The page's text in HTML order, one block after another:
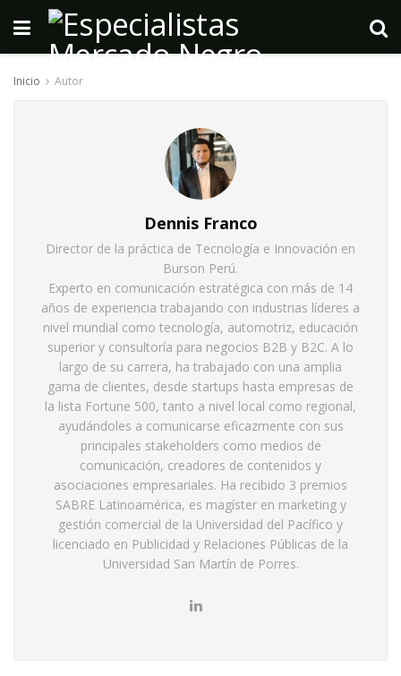
Inicio Autor
Dennis Franco
Director de la práctica de Tecnología e Innovación en
Burson Perú.
Experto en comunicación estratégica con más de 14
años de experiencia trabajando con industrias líderes a
nivel mundial como tecnología, automotriz, educación
superior y consultoría para negocios B2B y B2C. A lo
largo de su carrera, ha trabajado con una amplia
gama de clientes, desde startups hasta empresas de
la lista Fortune 500, tanto a nivel local como regional,
ayudándoles a comunicarse eficazmente con sus
principales stakeholders como medios de
comunicación, creadores de contenidos y
asociaciones empresariales. Ha recibido 3 premios
SABRE Latinoamérica, es magíster en marketing y
gestión comercial de la Universidad del Pacífico y
licenciado en Publicidad y Relaciones Públicas de la
Universidad San Martín de Porres.